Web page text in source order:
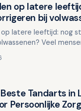
op latere
bij
latere leeftijd: nog
Veel
Tandarts in
Persoonlijke Zorg